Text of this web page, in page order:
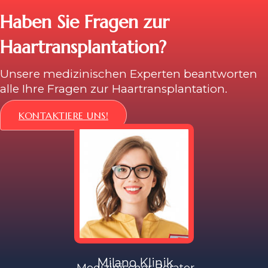
Haben Sie Fragen zur
Haartransplantation?
Unsere medizinischen Experten beantworten
alle Ihre Fragen zur Haartransplantation.
KONTAKTIERE UNS!
Milano Klinik